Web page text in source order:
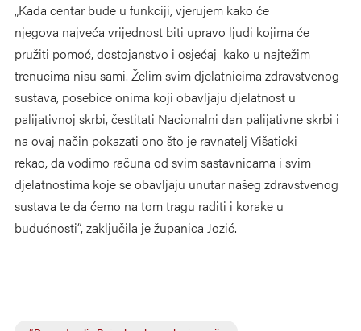
„Kada centar bude u funkciji, vjerujem kako će
njegova najveća vrijednost biti upravo ljudi kojima će
pružiti pomoć, dostojanstvo i osjećaj kako u najtežim
trenucima nisu sami. Želim svim djelatnicima zdravstvenog
sustava, posebice onima koji obavljaju djelatnost u
palijativnoj skrbi, čestitati Nacionalni dan palijativne skrbi i
na ovaj način pokazati ono što je ravnatelj Višaticki
rekao, da vodimo računa od svim sastavnicama i svim
djelatnostima koje se obavljaju unutar našeg zdravstvenog
sustava te da ćemo na tom tragu raditi i korake u
budućnosti“, zaključila je županica Jozić.